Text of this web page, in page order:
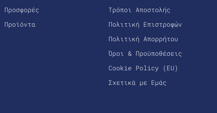
Προσφορές
Προϊόντα
Τρόποι Αποστολής
Πολιτική Επιστροφών
Πολιτική Απορρήτου
Όροι & Προϋποθέσεις
Cookie Policy (EU)
Σχετικά με Εμάς